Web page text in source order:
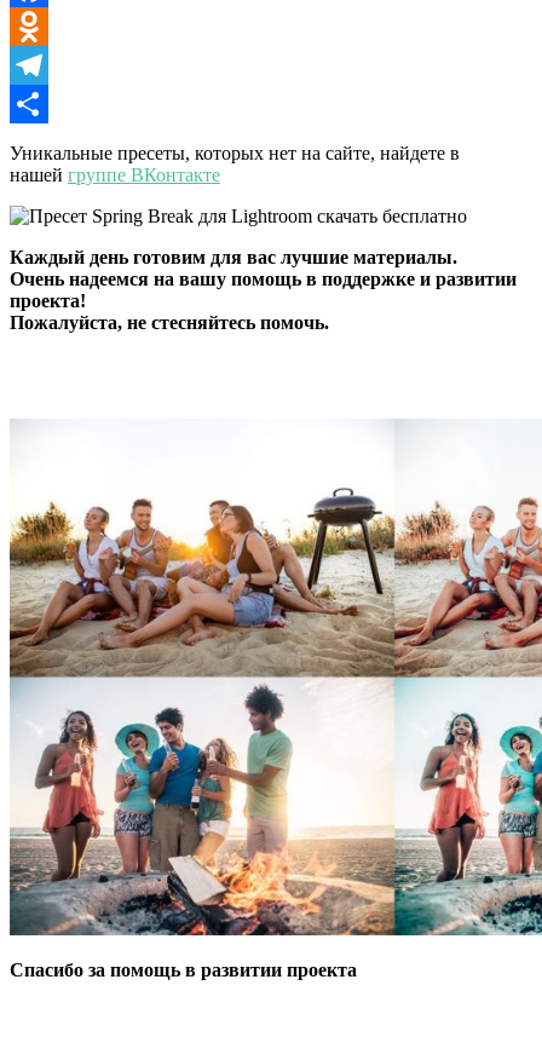
Facebook
Odnoklassniki
Telegram
Отправить
Уникальные пресеты, которых нет на сайте, найдете в
нашей группе ВКонтакте
Каждый день готовим для вас лучшие материалы.
Очень надеемся на вашу помощь в поддержке и развитии
проекта!
Пожалуйста, не стесняйтесь помочь.
Спасибо за помощь в развитии проекта